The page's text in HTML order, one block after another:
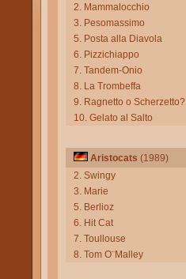
2. Mammalocchio
3. Pesomassimo
5. Posta alla Diavola
6. Pizzichiappo
7. Tandem-Onio
8. La Trombeffa
9. Ragnetto o Scherzetto?
10. Gelato al Salto
Aristocats (1989)
2. Swingy
3. Marie
5. Berlioz
6. Hit Cat
7. Toullouse
8. Tom O¨Malley